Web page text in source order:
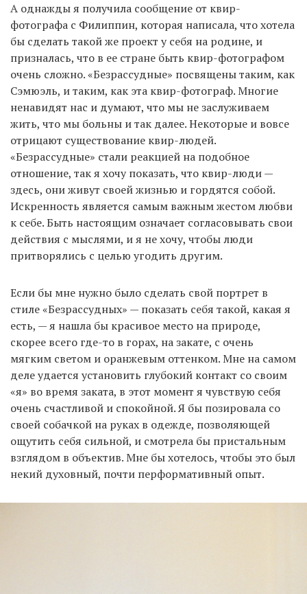
А однажды я получила сообщение от квир-
фотографа с Филиппин, которая написала, что хотела
бы сделать такой же проект у себя на родине, и
призналась, что в ее стране быть квир-фотографом
очень сложно. «Безрассудные» посвящены таким, как
Сэмюэль, и таким, как эта квир-фотограф. Многие
ненавидят нас и думают, что мы не заслуживаем
жить, что мы больны и так далее. Некоторые и вовсе
отрицают существование квир-людей.
«Безрассудные» стали реакцией на подобное
отношение, так я хочу показать, что квир-люди —
здесь, они живут своей жизнью и гордятся собой.
Искренность является самым важным жестом любви
к себе. Быть настоящим означает согласовывать свои
действия с мыслями, и я не хочу, чтобы люди
притворялись с целью угодить другим.
Если бы мне нужно было сделать свой портрет в
стиле «Безрассудных» — показать себя такой, какая я
есть, — я нашла бы красивое место на природе,
скорее всего где-то в горах, на закате, с очень
мягким светом и оранжевым оттенком. Мне на самом
деле удается установить глубокий контакт со своим
«я» во время заката, в этот момент я чувствую себя
очень счастливой и спокойной. Я бы позировала со
своей собачкой на руках в одежде, позволяющей
ощутить себя сильной, и смотрела бы пристальным
взглядом в объектив. Мне бы хотелось, чтобы это был
некий духовный, почти перформативный опыт.